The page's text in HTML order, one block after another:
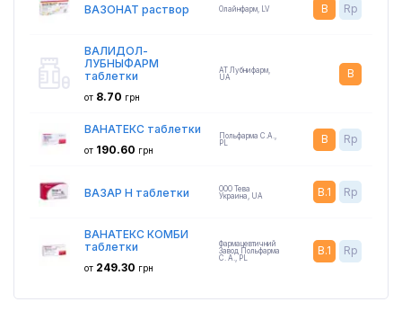
ВАЗОНАТ раствор Олайнфарм, LV B Rp
ВАЛИДОЛ-
ЛУБНЫФАРМ
таблетки
от 8.70 грн
АТ Лубнифарм,
UA
B
ВАНАТЕКС таблетки
от 190.60 грн
Польфарма С.А.,
PL
B Rp
ВАЗАР Н таблетки
ООО Тева
Украина
UA B.1 Rp
ВАНАТЕКС КОМБИ
таблетки
от 249.30 грн
Фармацевтичний
Завод Польфарма
С. А.,PL
B.1 Rp